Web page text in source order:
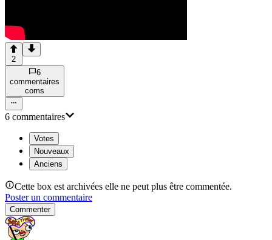
2
6
commentaires
coms
6 commentaires
Votes
Nouveaux
Anciens
Cette box est archivées elle ne peut plus être commentée.
Poster un commentaire
Commenter